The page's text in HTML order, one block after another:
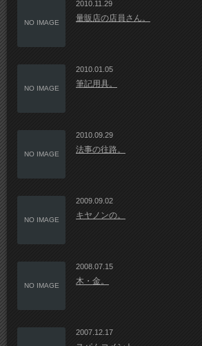
NO IMAGE
2010.11.29
量販店の店員さん。
NO IMAGE
2010.01.05
筆記用具。
NO IMAGE
2010.09.29
法事の往路。
NO IMAGE
2009.09.02
キヤノンの。
NO IMAGE
2008.07.15
木・金。
2007.12.17